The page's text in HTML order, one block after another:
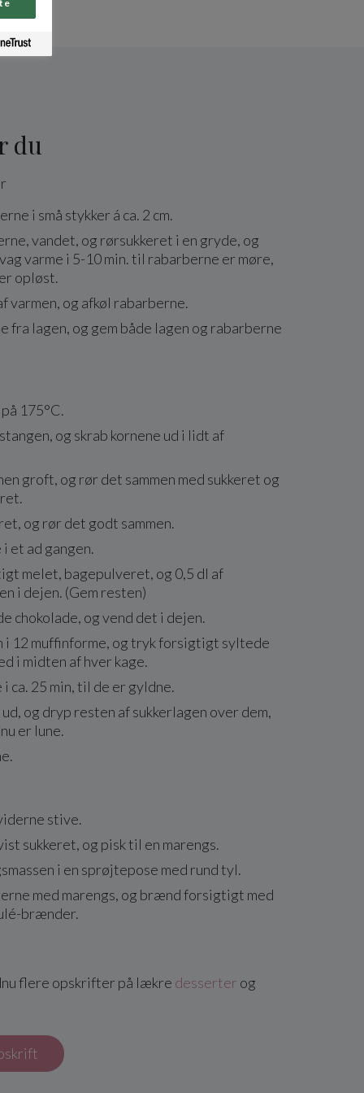
du
i små stykker á ca. 2 cm.
vandet, og rørsukkeret i en gryde, og
varme i 5-10 min. til rabarberne er møre,
opløst.
varmen, og afkøl rabarberne.
fra lagen, og gem både lagen og rabarberne
175°C.
og skrab kornene ud i lidt af
groft, og rør det sammen med sukkeret og
og rør det godt sammen.
et ad gangen.
melet, bagepulveret, og 0,5 dl af
i dejen. (Gem resten)
chokolade, og vend det i dejen.
i 12 muffinforme, og tryk forsigtigt syltede
i midten af hver kage.
i ca. 25 min, til de er gyldne.
og dryp resten af sukkerlagen over dem,
er lune.
stive.
sukkeret, og pisk til en marengs.
i en sprøjtepose med rund tyl.
med marengs, og brænd forsigtigt med
brænder.
flere opskrifter på lækre desserter og